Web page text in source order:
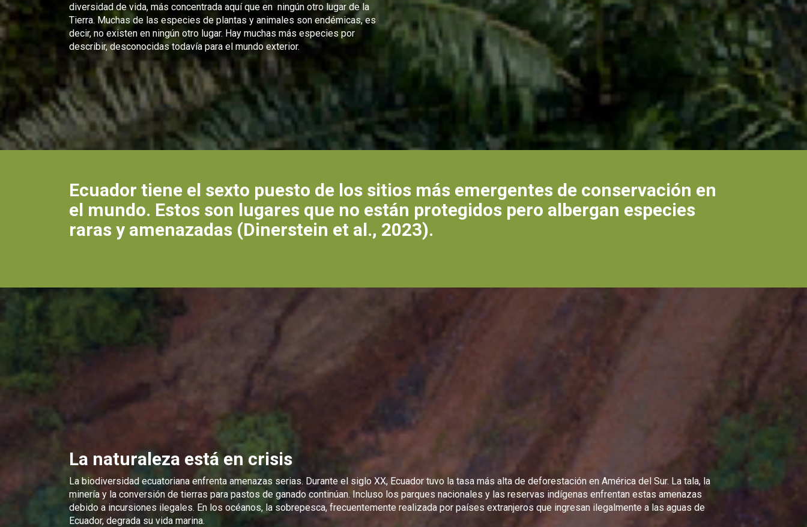
diversidad de vida, más concentrada aquí que en ningún otro lugar de la
Tierra. Muchas de las especies de plantas y animales son endémicas, es
decir, no existen en ningún otro lugar. Hay muchas más especies por
describir, desconocidas todavía para el mundo exterior.
Ecuador tiene el sexto puesto de los sitios más emergentes de conservación en
el mundo. Estos son lugares que no están protegidos pero albergan especies
raras y amenazadas (Dinerstein et al., 2023).
La naturaleza está en crisis
La biodiversidad ecuatoriana enfrenta amenazas serias. Durante el siglo XX, Ecuador tuvo la tasa más alta de deforestación en América del Sur. La tala, la
minería y la conversión de tierras para pastos de ganado continúan. Incluso los parques nacionales y las reservas indígenas enfrentan estas amenazas
debido a incursiones ilegales. En los océanos, la sobrepesca, frecuentemente realizada por países extranjeros que ingresan ilegalmente a las aguas de
Ecuador, degrada su vida marina.